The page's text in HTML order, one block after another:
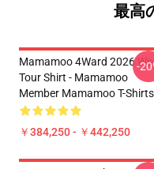
最高
Mamamoo 4Ward 2026
Tour Shirt - Mamamoo
Member Mamamoo T-Shirts
￥384,250 - ￥442,250
-